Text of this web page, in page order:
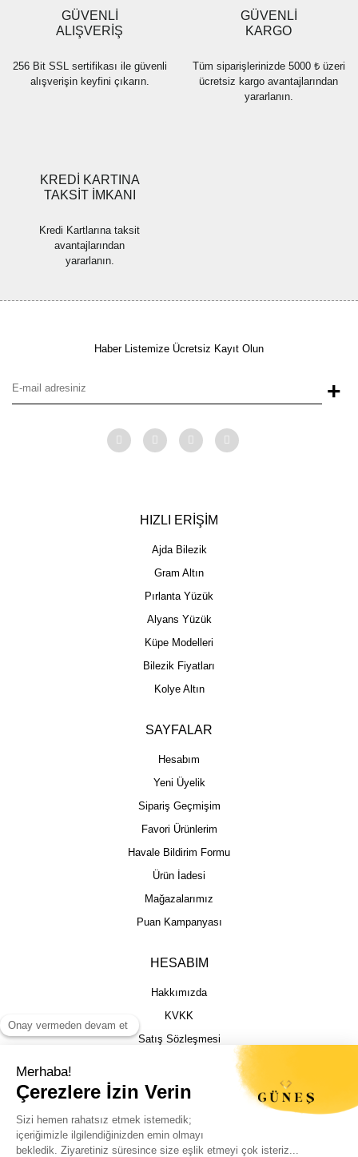
Ürün fiyatı diğer sitelerden daha pahalı.
Bu ürüne benzer farklı alternatifler olmalı.
GÜVENLİ
ALIŞVERİŞ
256 Bit SSL sertifikası ile güvenli
alışverişin keyfini çıkarın.
GÜVENLİ
KARGO
Tüm siparişlerinizde 5000 ₺ üzeri
ücretsiz kargo avantajlarından
yararlanın.
KREDİ KARTINA
TAKSİT İMKANI
Kredi Kartlarına taksit
avantajlarından
yararlanın.
Haber Listemize Ücretsiz Kayıt Olun
+
HIZLI ERİŞİM
Ajda Bilezik
Gram Altın
Pırlanta Yüzük
Alyans Yüzük
Küpe Modelleri
Bilezik Fiyatları
Kolye Altın
SAYFALAR
Hesabım
Yeni Üyelik
Sipariş Geçmişim
Favori Ürünlerim
Havale Bildirim Formu
Ürün İadesi
Mağazalarımız
Puan Kampanyası
HESABIM
Hakkımızda
KVKK
Satış Sözleşmesi
İptal İade Şartları
Kargo Takibi